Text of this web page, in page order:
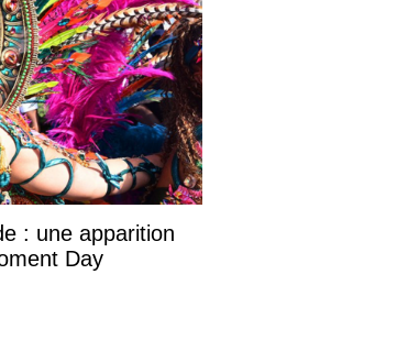
: une apparition
Day